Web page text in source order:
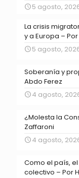
5 agosto,
La crisis
y a Europa –
5 agosto,
Soberanía y
Abdo Ferez
4 agosto,
¿Molesta la
Zaffaroni
4 agosto,
Como el país,
colectivo – Por